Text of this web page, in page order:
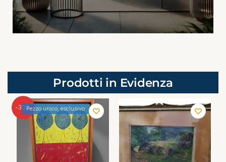
Prodotti in Evidenza
-33%Pezzo unico, esclusivo